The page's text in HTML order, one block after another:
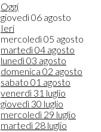
Oggi
giovedì 06 agosto
Ieri
mercoledì 05 agosto
martedì 04 agosto
lunedì 03 agosto
domenica 02 agosto
sabato 01 agosto
venerdì 31 luglio
giovedì 30 luglio
mercoledì 29 luglio
martedì 28 luglio